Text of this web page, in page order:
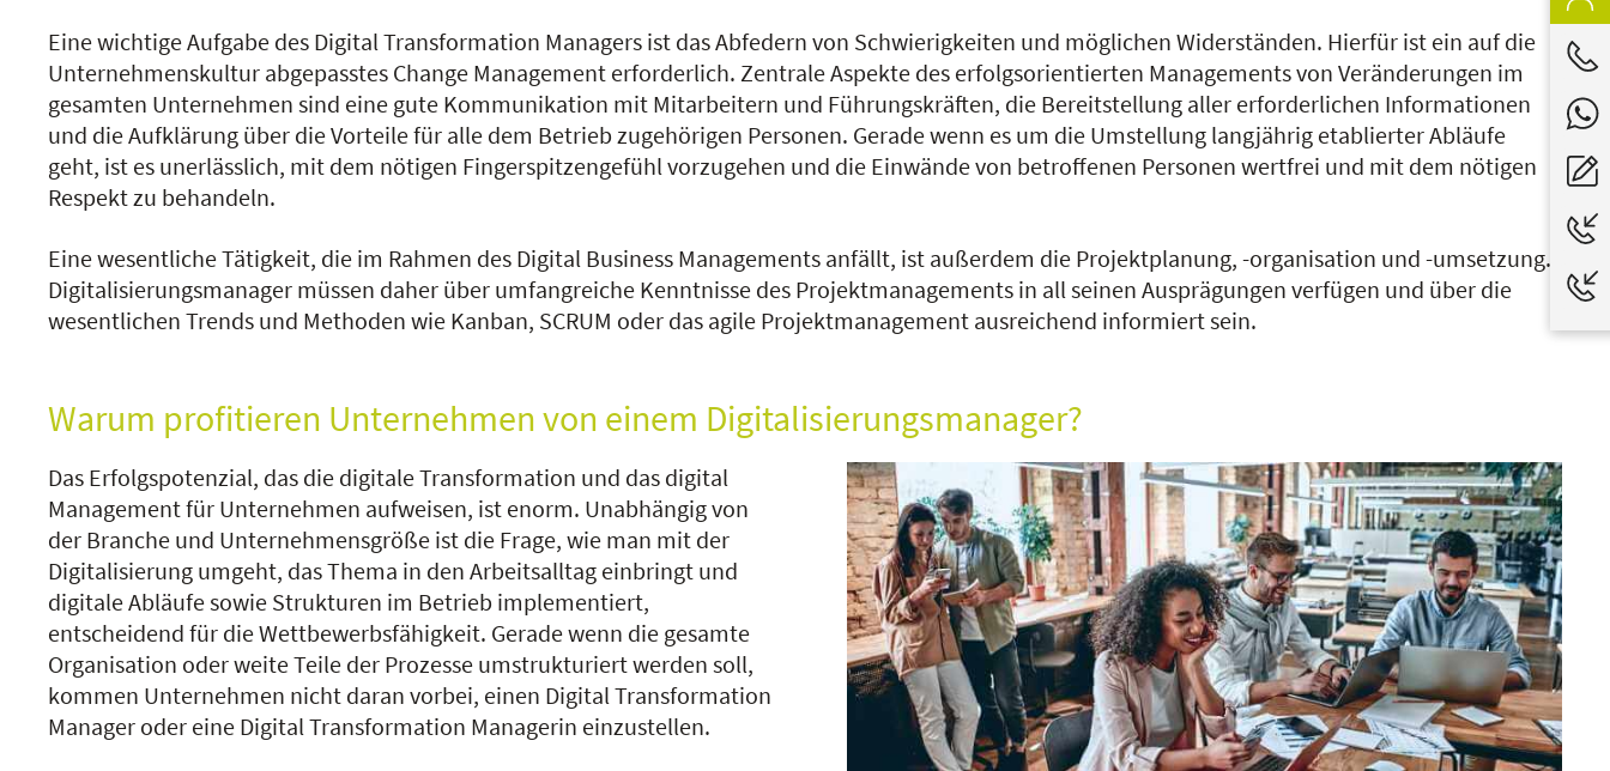
Eine wichtige Aufgabe des Digital Transformation Managers ist das Abfedern von Schwierigkeiten und möglichen Widerständen. Hierfür ist ein auf die
Unternehmenskultur abgepasstes Change Management erforderlich. Zentrale Aspekte des erfolgsorientierten Managements von Veränderungen im
gesamten Unternehmen sind eine gute Kommunikation mit Mitarbeitern und Führungskräften, die Bereitstellung aller erforderlichen Informationen
und die Aufklärung über die Vorteile für alle dem Betrieb zugehörigen Personen. Gerade wenn es um die Umstellung langjährig etablierter Abläufe
geht, ist es unerlässlich, mit dem nötigen Fingerspitzengefühl vorzugehen und die Einwände von betroffenen Personen wertfrei und mit dem nötigen
Respekt zu behandeln.
Eine wesentliche Tätigkeit, die im Rahmen des Digital Business Managements anfällt, ist außerdem die Projektplanung, -organisation und -umsetzung.
Digitalisierungsmanager müssen daher über umfangreiche Kenntnisse des Projektmanagements in all seinen Ausprägungen verfügen und über die
wesentlichen Trends und Methoden wie Kanban, SCRUM oder das agile Projektmanagement ausreichend informiert sein.
Warum profitieren Unternehmen von einem Digitalisierungsmanager?
Das Erfolgspotenzial, das die digitale Transformation und das digital
Management für Unternehmen aufweisen, ist enorm. Unabhängig von
der Branche und Unternehmensgröße ist die Frage, wie man mit der
Digitalisierung umgeht, das Thema in den Arbeitsalltag einbringt und
digitale Abläufe sowie Strukturen im Betrieb implementiert,
entscheidend für die Wettbewerbsfähigkeit. Gerade wenn die gesamte
Organisation oder weite Teile der Prozesse umstrukturiert werden soll,
kommen Unternehmen nicht daran vorbei, einen Digital Transformation
Manager oder eine Digital Transformation Managerin einzustellen.